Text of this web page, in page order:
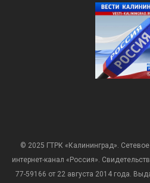
© 2025 ГТРК «Калининград».
интернет-канал «Россия».
77-59166 от 22 августа 2014 года.